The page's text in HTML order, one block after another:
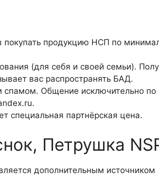
покупать продукцию НСП по
(для себя и своей семьи).
вас распространять БАД.
спамом. Общение исключительно по
специальная партнёрская цена.
Петрушка
дополнительным источником